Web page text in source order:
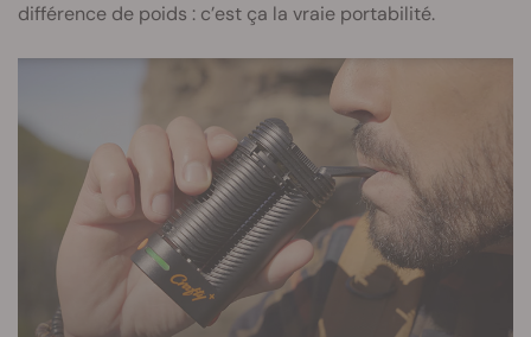
différence de poids : c’est ça la vraie portabilité.